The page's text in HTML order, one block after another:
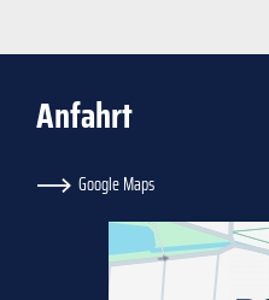
Anfahrt
Google Maps